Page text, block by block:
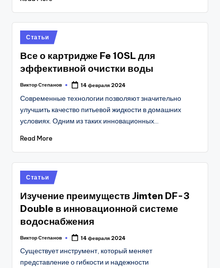
Posted
in
Статьи
Все о картридже Fe 10SL для
эффективной очистки воды
Posted
Виктор Степанов 14 февраля 2024
Современные технологии позволяют значительно
улучшить качество питьевой жидкости в домашних
условиях. Одним из таких инновационных…
Read More
Posted
in
Статьи
Изучение преимуществ Jimten DF-3
Double в инновационной системе
водоснабжения
Posted
Виктор Степанов 14 февраля 2024
Существует инструмент, который меняет
представление о гибкости и надежности